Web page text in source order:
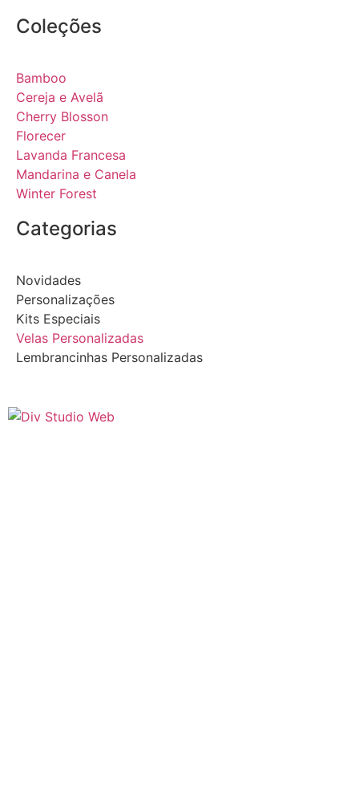
Coleções
Bamboo
Cereja e Avelã
Cherry Blosson
Florecer
Lavanda Francesa
Mandarina e Canela
Winter Forest
Categorias
Novidades
Personalizações
Kits Especiais
Velas Personalizadas
Lembrancinhas Personalizadas